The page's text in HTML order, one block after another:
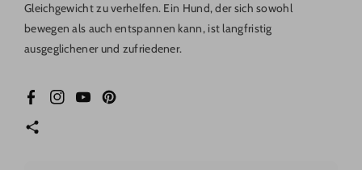
Gleichgewicht zu verhelfen. Ein Hund, der sich sowohl
bewegen als auch entspannen kann, ist langfristig
ausgeglichener und zufriedener.
FacebookInstagram
YouTubePinterest